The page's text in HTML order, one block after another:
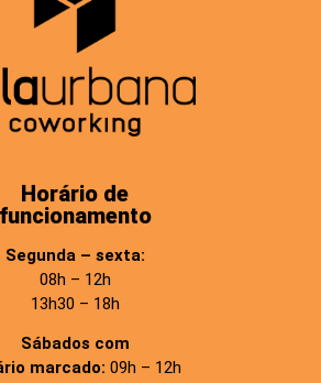
Horário de
funcionamento
Segunda – sexta:
08h – 12h
13h30 – 18h
Sábados com
marcado: 09h – 12h